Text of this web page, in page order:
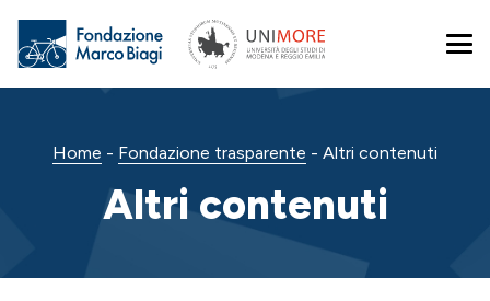
Home - Fondazione trasparente - Altri contenuti
Altri contenuti